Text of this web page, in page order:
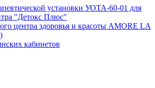
установки УОТА-60-01 для
"Детокс Плюс"
центра здоровья и красоты AMORE LA
кабинетов